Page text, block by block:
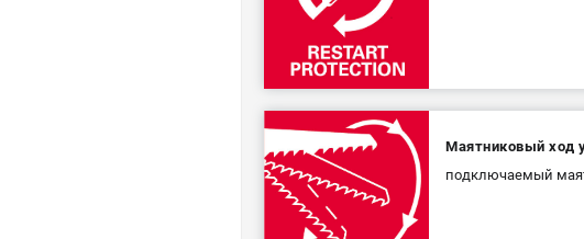
Маятниковый ход
подключаемый